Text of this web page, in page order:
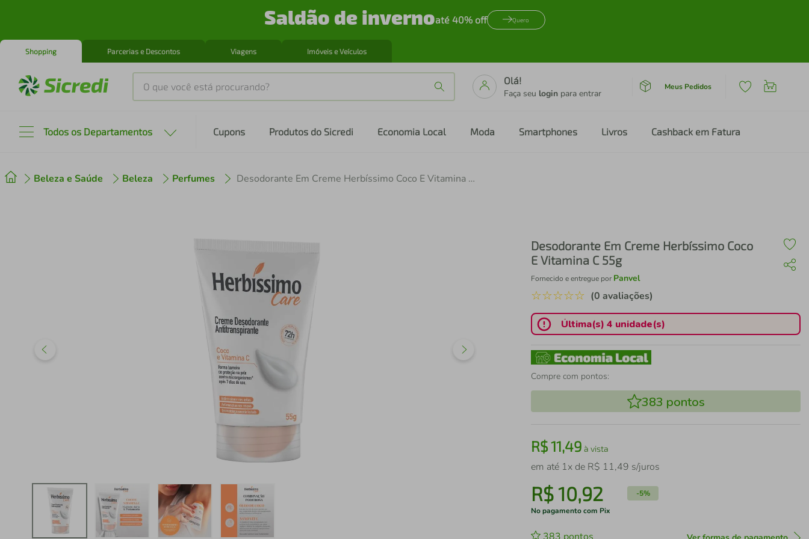
Saldão de invernoaté 40% off Quero
Shopping Parcerias e Descontos Viagens Imóveis e Veículos
O que você está procurando?
Olá!
Faça seu login para entrar
Meus Pedidos
Todos os Departamentos Cupons Produtos do Sicredi Economia Local Moda Smartphones Livros Cashback em Fatura
Beleza e Saúde Beleza Perfumes Desodorante Em Creme Herbíssimo Coco E Vitamina C 55g
Desodorante Em Creme Herbíssimo Coco
E Vitamina C 55g
Fornecido e entregue por Panvel
☆☆☆☆☆ (0 avaliações)
Última(s) 4 unidade(s)
Compre com pontos:
383 pontos
R$11,49 à vista
em até 1x de R$ 11,49 s/juros
R$10,92 -5%
No pagamento com Pix
2º cafeteira